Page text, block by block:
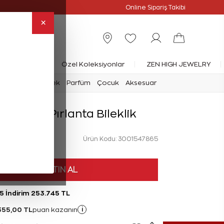
×
Online Sipariş Takibi
Yüzük Özel Koleksiyonlar ZEN HIGH JEWELRY
Erkek Parfüm Çocuk Aksesuar
Baget Pırlanta Bileklik
Ürün Kodu: 3001547865
HEMEN SATIN AL
İndirim 253.745 TL
TL puan kazanın i